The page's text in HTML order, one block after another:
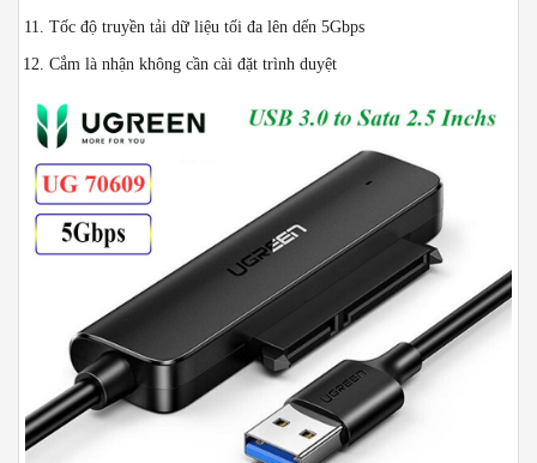
Tốc độ truyền tải dữ liệu tối đa lên dến 5Gbps
Cắm là nhận không cần cài đặt trình duyệt